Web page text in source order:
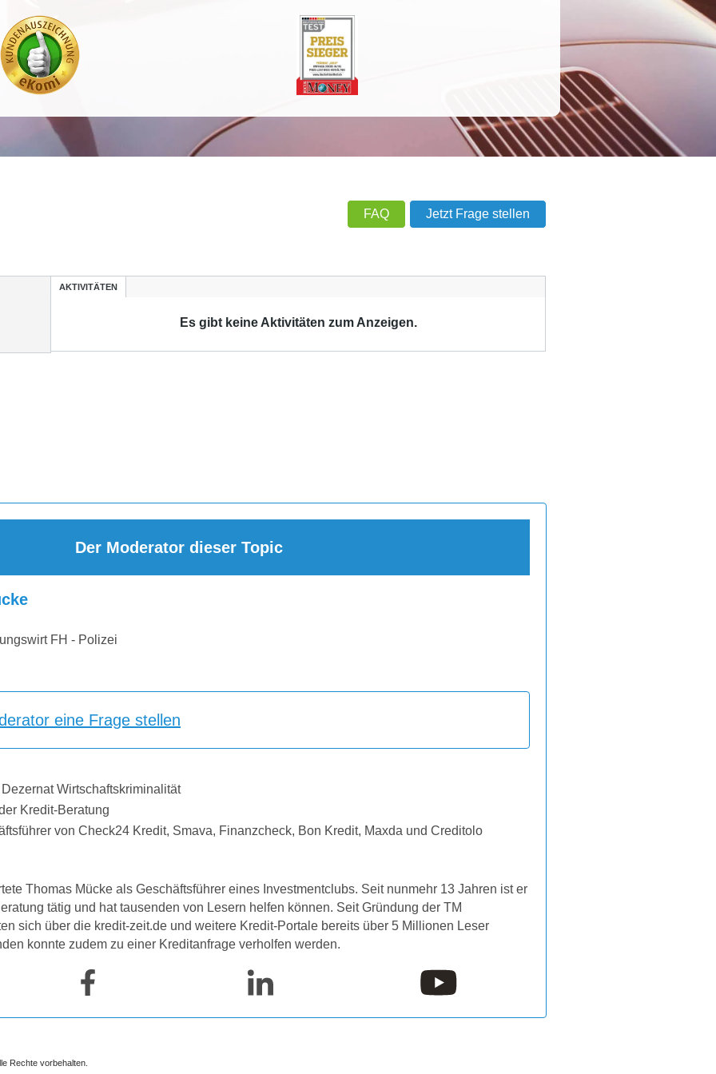
FAQ Jetzt Frage stellen
AKTIVITÄTEN
Es gibt keine Aktivitäten zum Anzeigen.
Der Moderator dieser Topic
FH - Polizei
eine Frage stellen
Wirtschaftskriminalität
Kredit-Beratung
von Check24 Kredit, Smava, Finanzcheck, Bon Kredit, Maxda und Creditolo
Thomas Mücke als Geschäftsführer eines Investmentclubs. Seit nunmehr 13 Jahren ist er
tätig und hat tausenden von Lesern helfen können. Seit Gründung der TM
sich über die kredit-zeit.de und weitere Kredit-Portale bereits über 5 Millionen Leser
konnte zudem zu einer Kreditanfrage verholfen werden.
Rechte vorbehalten.